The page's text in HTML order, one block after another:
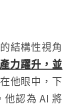
結構性視角
力躍升，並
他眼中，下
認為 AI 將